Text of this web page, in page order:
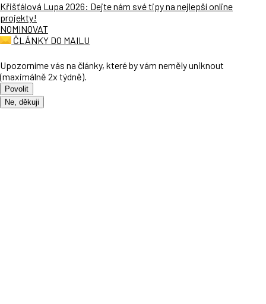
Křišťálová Lupa 2026: Dejte nám své tipy na nejlepší online
projekty!
NOMINOVAT
ČLÁNKY DO MAILU
Upozorníme vás na články, které by vám neměly uniknout
(maximálně 2x týdně).
Povolit
Ne, děkuji